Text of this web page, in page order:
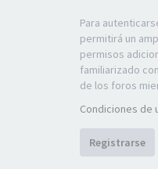
Para
permitirá un
permisos
familiarizado
de los foros
Condiciones de
Registrarse